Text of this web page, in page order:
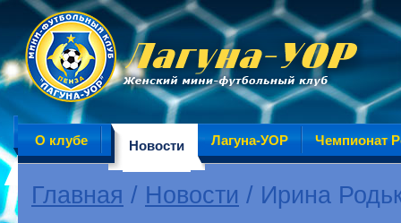
О клубе Новости Лагуна-УОР Чемпионат
Главная / Новости / Ирина